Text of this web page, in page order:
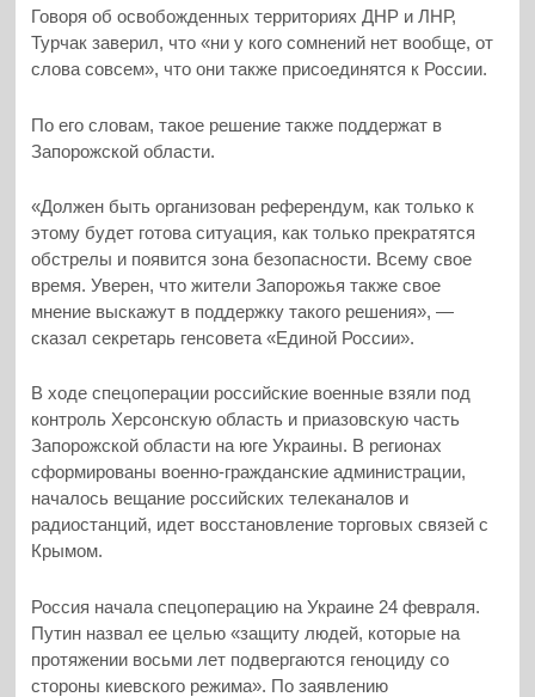
Говоря об освобожденных территориях ДНР и ЛНР,
Турчак заверил, что «ни у кого сомнений нет вообще, от
слова совсем», что они также присоединятся к России.
По его словам, такое решение также поддержат в
Запорожской области.
«Должен быть организован референдум, как только к
этому будет готова ситуация, как только прекратятся
обстрелы и появится зона безопасности. Всему свое
время. Уверен, что жители Запорожья также свое
мнение выскажут в поддержку такого решения», —
сказал секретарь генсовета «Единой России».
В ходе спецоперации российские военные взяли под
контроль Херсонскую область и приазовскую часть
Запорожской области на юге Украины. В регионах
сформированы военно-гражданские администрации,
началось вещание российских телеканалов и
радиостанций, идет восстановление торговых связей с
Крымом.
Россия начала спецоперацию на Украине 24 февраля.
Путин назвал ее целью «защиту людей, которые на
протяжении восьми лет подвергаются геноциду со
стороны киевского режима». По заявлению